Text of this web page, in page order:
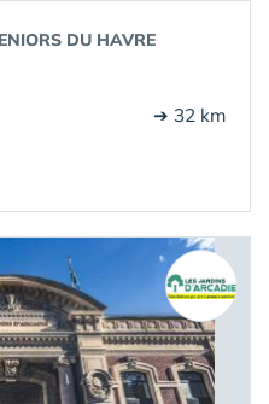
DU HAVRE
➔ 32 km